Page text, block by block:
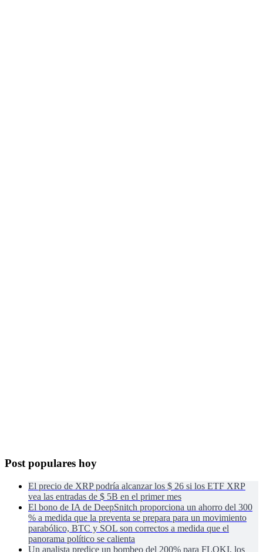
Post populares hoy
El precio de XRP podría alcanzar los $ 26 si los ETF XRP
vea las entradas de $ 5B en el primer mes
El bono de IA de DeepSnitch proporciona un ahorro del 300
% a medida que la preventa se prepara para un movimiento
parabólico, BTC y SOL son correctos a medida que el
panorama político se calienta
Un analista predice un bombeo del 200% para FLOKI, los